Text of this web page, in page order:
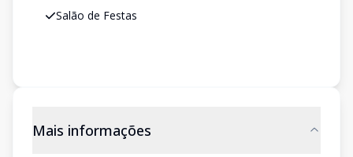
Salão de Festas
Mais informações